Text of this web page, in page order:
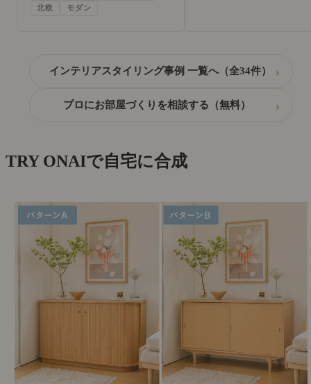
北欧
モダン
インテリアスタイリング事例 一覧へ（全34件） ›
プロにお部屋づくりを相談する（無料） ›
TRY ONAIで自宅に合成